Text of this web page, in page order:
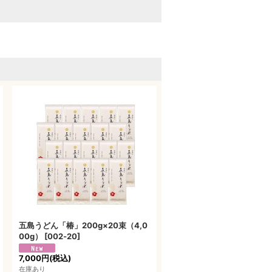
五島うどん「椿」200g×20束（4,0
00g）
[002‐20]
7,000円(税込)
在庫あり